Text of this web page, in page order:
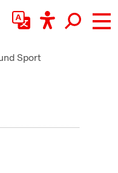
Sport